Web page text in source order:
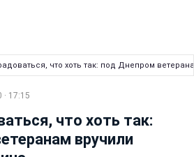
что хоть так: под Днепром
· 17:15
что хоть так:
вручили